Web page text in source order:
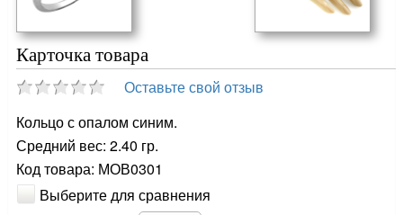
Карточка товара
Оставьте свой отзыв
Кольцо с опалом синим.
Средний вес: 2.40 гр.
Код товара: МОВ0301
Выберите для сравнения